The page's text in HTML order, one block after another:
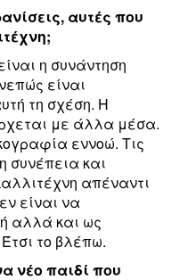
αυτές που
η συνάντηση
είναι
τη σχέση. Η
με άλλα μέσα.
εννοώ. Τις
συνέπεια και
απέναντι
είναι να
αλλά και ως
το βλέπω.
νέο παιδί που